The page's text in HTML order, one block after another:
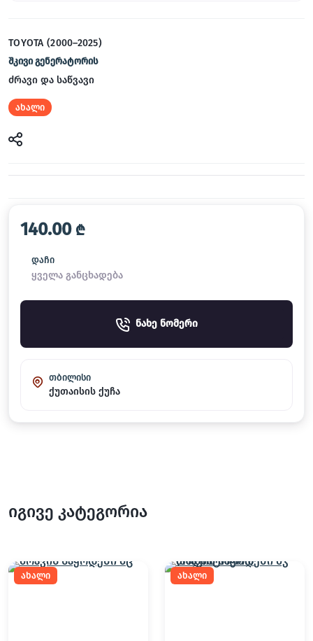
TOYOTA (2000–2025)
შკივი გენერატორის
ძრავი და საწვავი
ახალი
140.00 ₾
დაჩი
ყველა განცხადება
ნახე ნომერი
თბილისი
ქუთაისის ქუჩა
იგივე კატეგორია
ახალი ახალი